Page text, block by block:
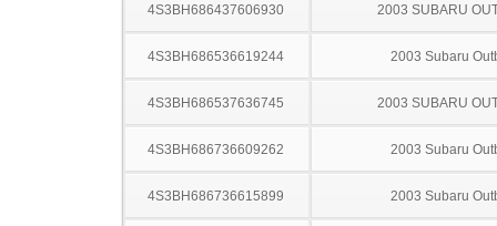
4S3BH686437606930 2003 SUBARU
4S3BH686536619244 2003 Subaru
4S3BH686537636745 2003 SUBARU
4S3BH686736609262 2003 Subaru
4S3BH686736615899 2003 Subaru